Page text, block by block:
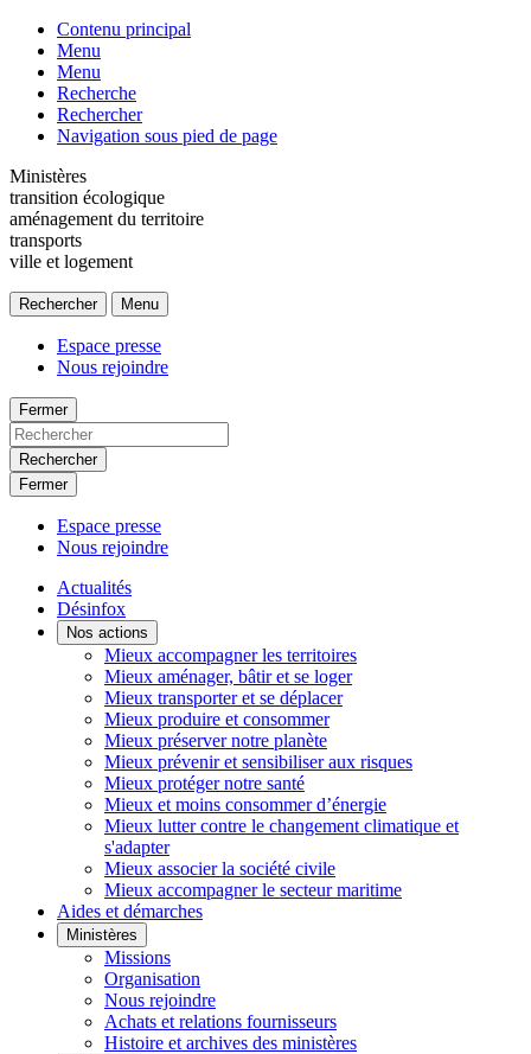
Contenu principal
Menu
Menu
Recherche
Rechercher
Navigation sous pied de page
Ministères
transition écologique
aménagement du territoire
transports
ville et logement
Rechercher Menu
Espace presse
Nous rejoindre
Fermer
Rechercher
Fermer
Espace presse
Nous rejoindre
Actualités
Désinfox
Nos actions
Mieux accompagner les territoires
Mieux aménager, bâtir et se loger
Mieux transporter et se déplacer
Mieux produire et consommer
Mieux préserver notre planète
Mieux prévenir et sensibiliser aux risques
Mieux protéger notre santé
Mieux et moins consommer d’énergie
Mieux lutter contre le changement climatique et
s'adapter
Mieux associer la société civile
Mieux accompagner le secteur maritime
Aides et démarches
Ministères
Missions
Organisation
Nous rejoindre
Achats et relations fournisseurs
Histoire et archives des ministères